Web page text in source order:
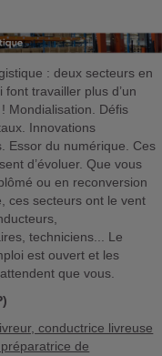
: deux secteurs en
font travailler plus d’un
Mondialisation. Défis
Innovations
Essor du numérique. Ces
d’évoluer. Que vous
ou en reconversion
ces secteurs ont le vent
techniciens... Le
est ouvert et les
que vous.
conductrice livreuse
de